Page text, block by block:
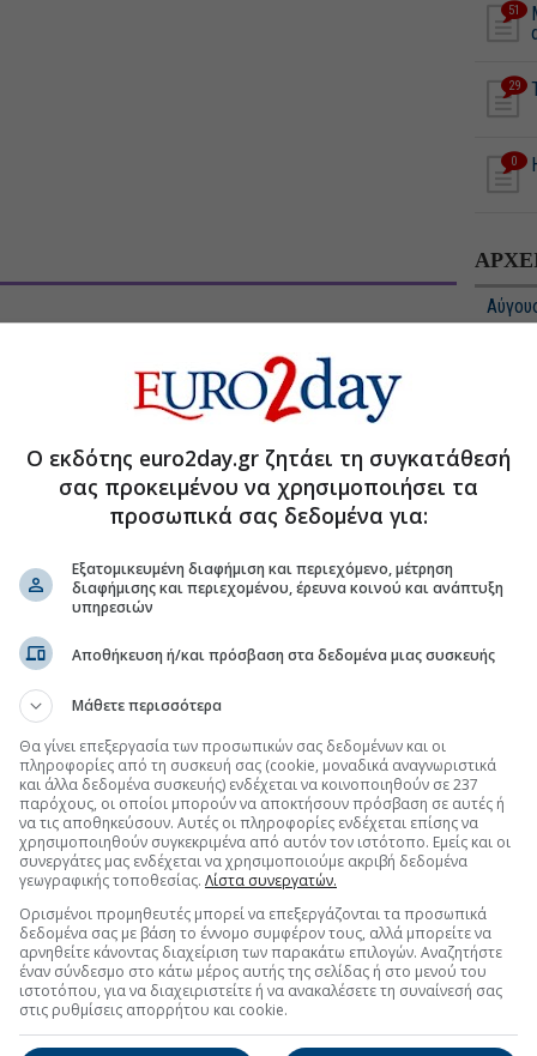
51
29
0
3
Είναι
ΣΚ που
Τα
Ο εκδότης euro2day.gr ζητάει τη συγκατάθεσή
σας προκειμένου να χρησιμοποιήσει τα
προσωπικά σας δεδομένα για:
Εξατομικευμένη διαφήμιση και περιεχόμενο, μέτρηση
διαφήμισης και περιεχομένου, έρευνα κοινού και ανάπτυξη
υπηρεσιών
Αποθήκευση ή/και πρόσβαση στα δεδομένα μιας συσκευής
Μάθετε περισσότερα
Θα γίνει επεξεργασία των προσωπικών σας δεδομένων και οι
πληροφορίες από τη συσκευή σας (cookie, μοναδικά αναγνωριστικά
και άλλα δεδομένα συσκευής) ενδέχεται να κοινοποιηθούν σε 237
παρόχους, οι οποίοι μπορούν να αποκτήσουν πρόσβαση σε αυτές ή
να τις αποθηκεύσουν. Αυτές οι πληροφορίες ενδέχεται επίσης να
χρησιμοποιηθούν συγκεκριμένα από αυτόν τον ιστότοπο. Εμείς και οι
συνεργάτες μας ενδέχεται να χρησιμοποιούμε ακριβή δεδομένα
γεωγραφικής τοποθεσίας. Λίστα συνεργατών.
Ορισμένοι προμηθευτές μπορεί να επεξεργάζονται τα προσωπικά
δεδομένα σας με βάση το έννομο συμφέρον τους, αλλά μπορείτε να
αρνηθείτε κάνοντας διαχείριση των παρακάτω επιλογών. Αναζητήστε
έναν σύνδεσμο στο κάτω μέρος αυτής της σελίδας ή στο μενού του
ιστοτόπου, για να διαχειριστείτε ή να ανακαλέσετε τη συναίνεσή σας
στις ρυθμίσεις απορρήτου και cookie.